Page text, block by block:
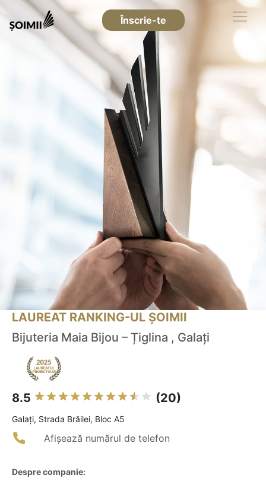
Înscrie-te
LAUREAT RANKING-UL ȘOIMII
Bijuteria Maia Bijou – Țiglina , Galați
8.5 (20)
Galaţi, Strada Brăilei, Bloc A5
Afișează numărul de telefon
Despre companie: